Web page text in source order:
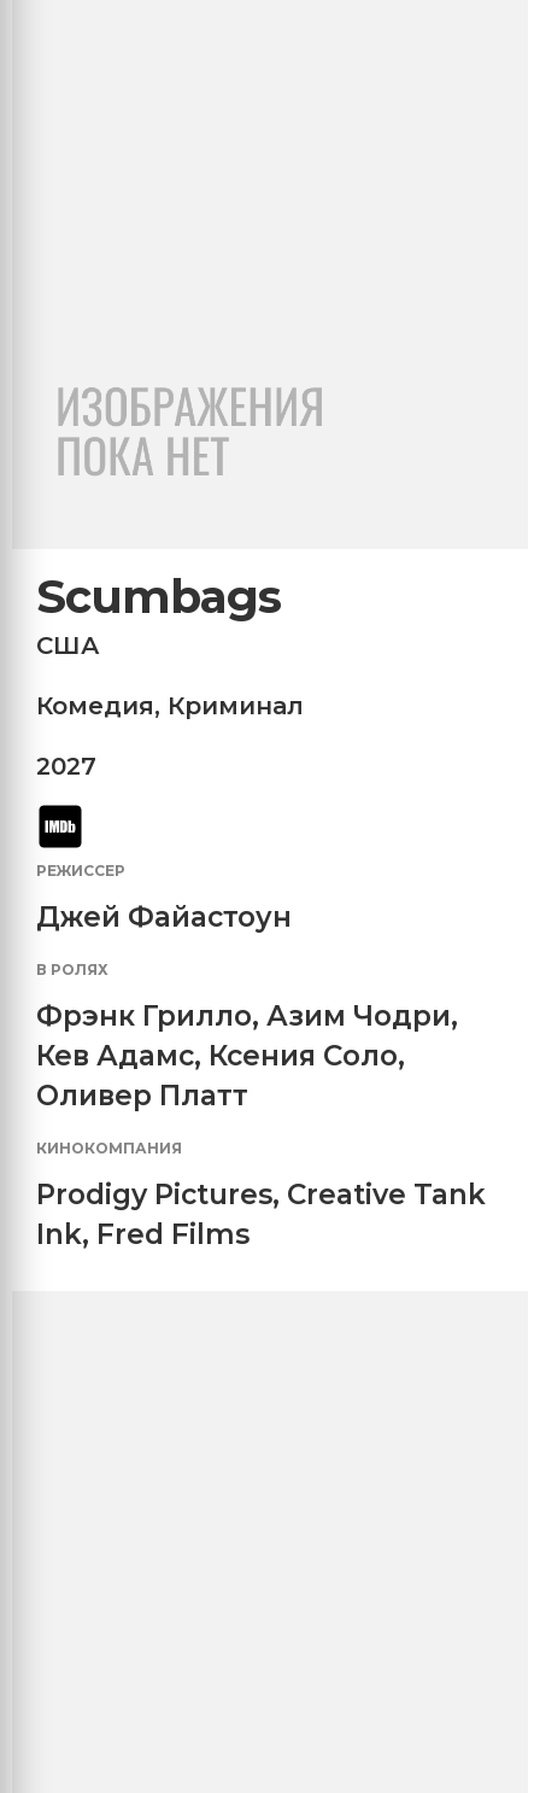
Scumbags
США
Комедия, Криминал
2027
РЕЖИССЕР
Джей Файастоун
В РОЛЯХ
Фрэнк Грилло, Азим Чодри,
Кев Адамс, Ксения Соло,
Оливер Платт
КИНОКОМПАНИЯ
Prodigy Pictures, Creative Tank
Ink, Fred Films